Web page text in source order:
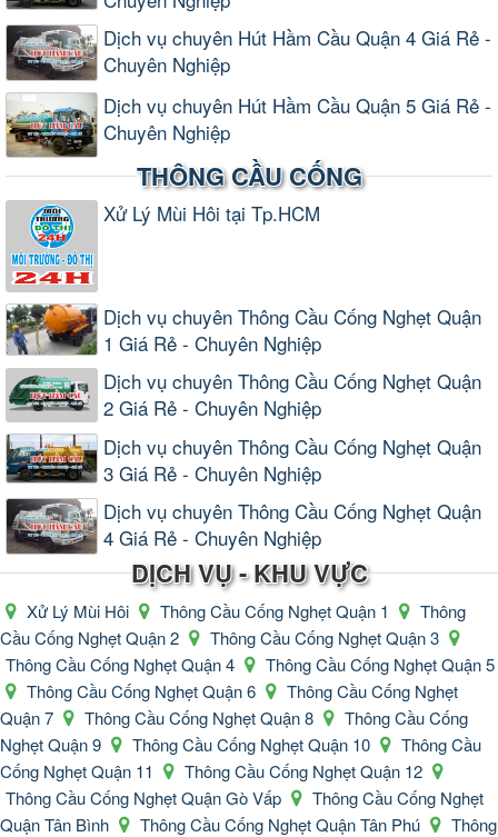
Dịch vụ chuyên Hút Hầm Cầu Quận 4 Giá Rẻ -
Chuyên Nghiệp
Dịch vụ chuyên Hút Hầm Cầu Quận 5 Giá Rẻ -
Chuyên Nghiệp
THÔNG CẦU CỐNG
Xử Lý Mùi Hôi tại Tp.HCM
Dịch vụ chuyên Thông Cầu Cống Nghẹt Quận
1 Giá Rẻ - Chuyên Nghiệp
Dịch vụ chuyên Thông Cầu Cống Nghẹt Quận
2 Giá Rẻ - Chuyên Nghiệp
Dịch vụ chuyên Thông Cầu Cống Nghẹt Quận
3 Giá Rẻ - Chuyên Nghiệp
Dịch vụ chuyên Thông Cầu Cống Nghẹt Quận
4 Giá Rẻ - Chuyên Nghiệp
DỊCH VỤ - KHU VỰC
Xử Lý Mùi Hôi Thông Cầu Cống Nghẹt Quận 1
Thông
Cầu Cống Nghẹt Quận 2
Thông Cầu Cống Nghẹt Quận 3
Thông Cầu Cống Nghẹt Quận 4
Thông Cầu Cống Nghẹt Quận 5
Thông Cầu Cống Nghẹt Quận 6
Thông Cầu Cống Nghẹt
Quận 7
Thông Cầu Cống Nghẹt Quận 8
Thông Cầu Cống
Nghẹt Quận 9
Thông Cầu Cống Nghẹt Quận 10
Thông Cầu
Cống Nghẹt Quận 11
Thông Cầu Cống Nghẹt Quận 12
Thông Cầu Cống Nghẹt Quận Gò Vấp
Thông Cầu Cống Nghẹt
Quận Tân Bình
Thông Cầu Cống Nghẹt Quận Tân Phú
Thông